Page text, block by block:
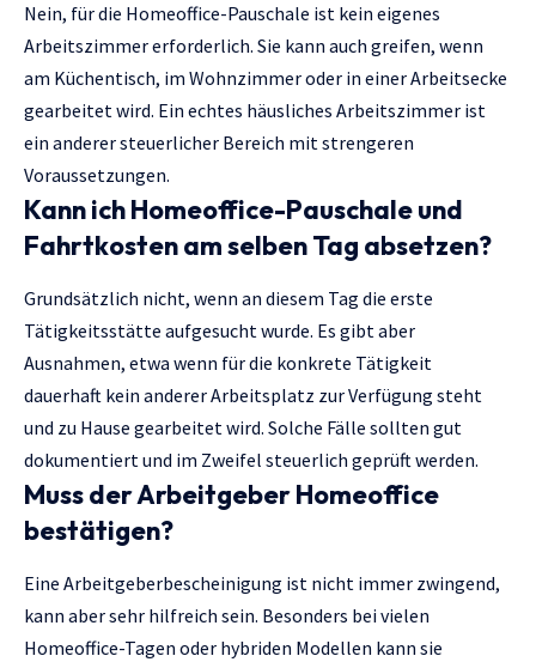
Nein, für die Homeoffice-Pauschale ist kein eigenes
Arbeitszimmer erforderlich. Sie kann auch greifen, wenn
am Küchentisch, im Wohnzimmer oder in einer Arbeitsecke
gearbeitet wird. Ein echtes häusliches Arbeitszimmer ist
ein anderer steuerlicher Bereich mit strengeren
Voraussetzungen.
Kann ich Homeoffice-Pauschale und
Fahrtkosten am selben Tag absetzen?
Grundsätzlich nicht, wenn an diesem Tag die erste
Tätigkeitsstätte aufgesucht wurde. Es gibt aber
Ausnahmen, etwa wenn für die konkrete Tätigkeit
dauerhaft kein anderer Arbeitsplatz zur Verfügung steht
und zu Hause gearbeitet wird. Solche Fälle sollten gut
dokumentiert und im Zweifel steuerlich geprüft werden.
Muss der Arbeitgeber Homeoffice
bestätigen?
Eine Arbeitgeberbescheinigung ist nicht immer zwingend,
kann aber sehr hilfreich sein. Besonders bei vielen
Homeoffice-Tagen oder hybriden Modellen kann sie